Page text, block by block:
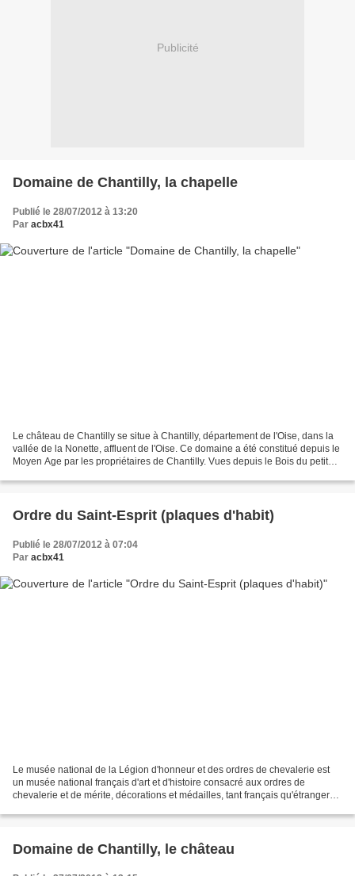
Publicité
Domaine de Chantilly, la chapelle
Publié le 28/07/2012 à 13:20
Par acbx41
Le château de Chantilly se situe à Chantilly, département de l'Oise, dans la
vallée de la Nonette, affluent de l'Oise. Ce domaine a été constitué depuis le
Moyen Age par les propriétaires de Chantilly. Vues depuis le Bois du petit
Ordre du Saint-Esprit (plaques d'habit)
Publié le 28/07/2012 à 07:04
Par acbx41
Le musée national de la Légion d'honneur et des ordres de chevalerie est
un musée national français d'art et d'histoire consacré aux ordres de
chevalerie et de mérite, décorations et médailles, tant français qu'étrangers.
Domaine de Chantilly, le château